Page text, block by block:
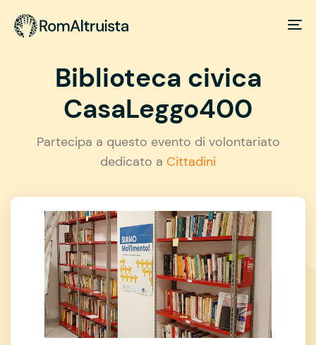
Biblioteca civica
CasaLeggo400
Partecipa a questo evento di volontariato
dedicato a Cittadini